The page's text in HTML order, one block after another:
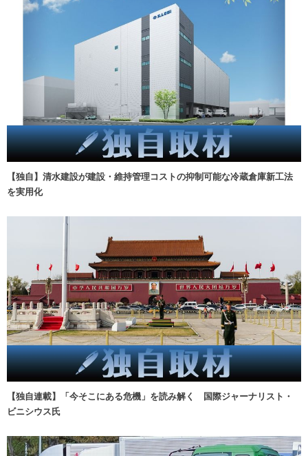
【独自】清水建設が建設・維持管理コストの抑制可能な冷蔵倉庫新工法
を実用化
【独自連載】「今そこにある危機」を読み解く 国際ジャーナリスト・
ビニシウス氏